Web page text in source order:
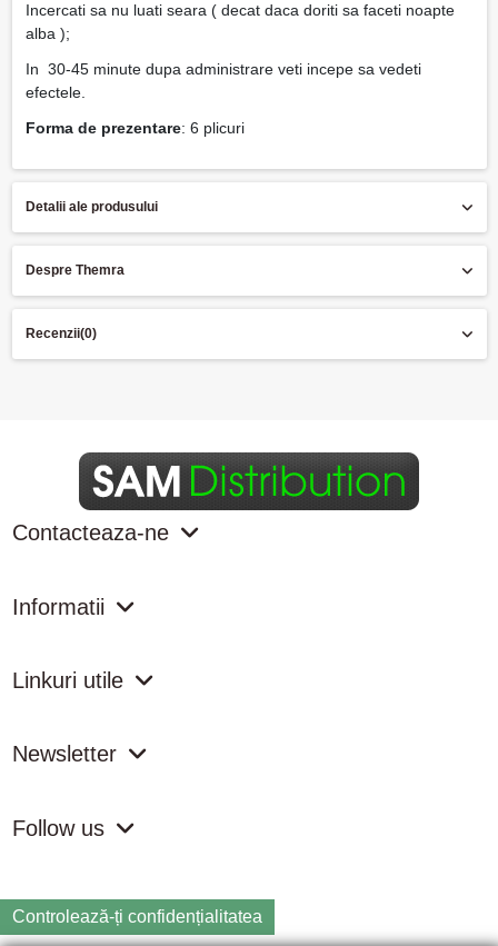
Incercati sa nu luati seara ( decat daca doriti sa faceti noapte
alba );
In 30-45 minute dupa administrare veti incepe sa vedeti
efectele.
Forma de prezentare: 6 plicuri
Detalii ale produsului
Despre Themra
Recenzii(0)
Contacteaza-ne
Informatii
Linkuri utile
Newsletter
Follow us
Controlează-ți confidențialitatea